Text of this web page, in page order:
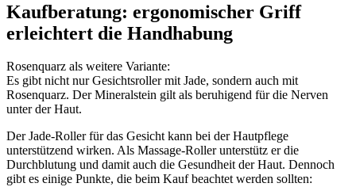
Kaufberatung: ergonomischer Griff
erleichtert die Handhabung
Rosenquarz als weitere Variante:
Es gibt nicht nur Gesichtsroller mit Jade, sondern auch mit
Rosenquarz. Der Mineralstein gilt als beruhigend für die Nerven
unter der Haut.
Der Jade-Roller für das Gesicht kann bei der Hautpflege
unterstützend wirken. Als Massage-Roller unterstütz er die
Durchblutung und damit auch die Gesundheit der Haut. Dennoch
gibt es einige Punkte, die beim Kauf beachtet werden sollten: